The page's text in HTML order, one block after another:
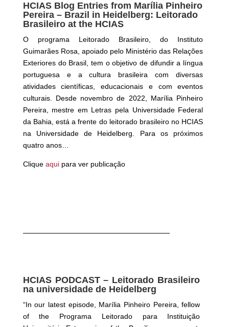
HCIAS Blog Entries from Marília Pinheiro
Pereira – Brazil in Heidelberg: Leitorado
Brasileiro at the HCIAS
O programa Leitorado Brasileiro, do Instituto
Guimarães Rosa, apoiado pelo Ministério das Relações
Exteriores do Brasil, tem o objetivo de difundir a língua
portuguesa e a cultura brasileira com diversas
atividades científicas, educacionais e
com eventos
culturais. Desde novembro de 2022, Marília Pinheiro
Pereira, mestre em Letras pela Universidade Federal
da Bahia, está a frente do leitorado brasileiro no HCIAS
na Universidade de Heidelberg. Para os próximos
quatro anos…
Clique aqui para ver publicação
HCIAS PODCAST – Leitorado Brasileiro
na universidade de Heidelberg
“In our latest episode, Marília Pinheiro Pereira, fellow
of the Programa Leitorado para Instituição